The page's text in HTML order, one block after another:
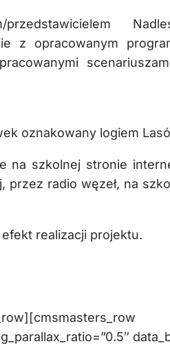
z opracowanym
oznakowany logiem
na szkolnej stronie
radio węzeł, na
realizacji projektu.